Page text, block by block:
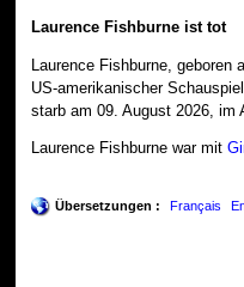
Laurence Fishburne ist tot
Laurence Fishburne, geboren
US-amerikanischer
starb am 09. August 2026, im
Laurence Fishburne war mit
Übersetzungen : Français